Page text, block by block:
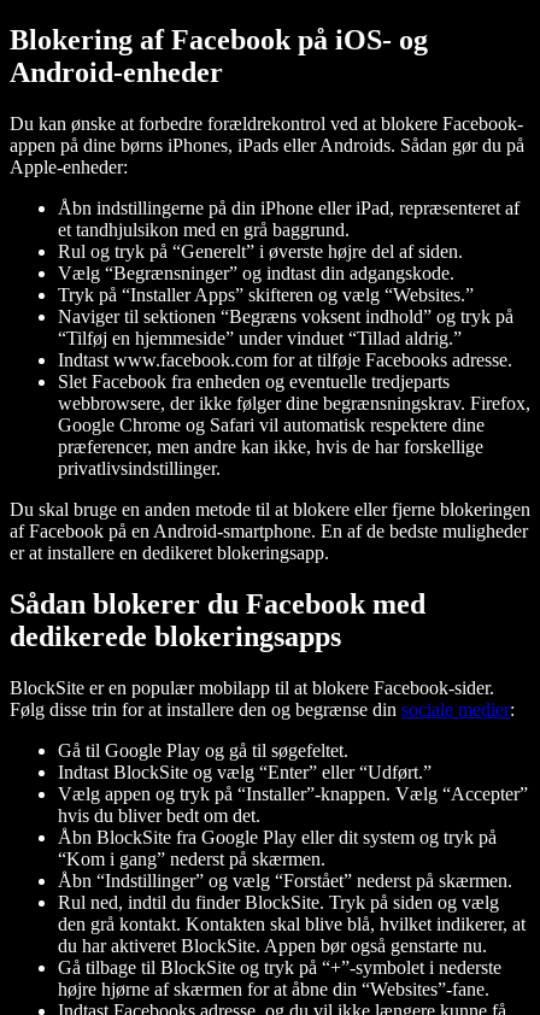
Blokering af Facebook på iOS- og
Android-enheder
Du kan ønske at forbedre forældrekontrol ved at blokere Facebook-
appen på dine børns iPhones, iPads eller Androids. Sådan gør du på
Apple-enheder:
Åbn indstillingerne på din iPhone eller iPad, repræsenteret af
et tandhjulsikon med en grå baggrund.
Rul og tryk på “Generelt” i øverste højre del af siden.
Vælg “Begrænsninger” og indtast din adgangskode.
Tryk på “Installer Apps” skifteren og vælg “Websites.”
Naviger til sektionen “Begræns voksent indhold” og tryk på
“Tilføj en hjemmeside” under vinduet “Tillad aldrig.”
Indtast www.facebook.com for at tilføje Facebooks adresse.
Slet Facebook fra enheden og eventuelle tredjeparts
webbrowsere, der ikke følger dine begrænsningskrav. Firefox,
Google Chrome og Safari vil automatisk respektere dine
præferencer, men andre kan ikke, hvis de har forskellige
privatlivsindstillinger.
Du skal bruge en anden metode til at blokere eller fjerne blokeringen
af Facebook på en Android-smartphone. En af de bedste muligheder
er at installere en dedikeret blokeringsapp.
Sådan blokerer du Facebook med
dedikerede blokeringsapps
BlockSite er en populær mobilapp til at blokere Facebook-sider.
Følg disse trin for at installere den og begrænse din sociale medier:
Gå til Google Play og gå til søgefeltet.
Indtast BlockSite og vælg “Enter” eller “Udført.”
Vælg appen og tryk på “Installer”-knappen. Vælg “Accepter”
hvis du bliver bedt om det.
Åbn BlockSite fra Google Play eller dit system og tryk på
“Kom i gang” nederst på skærmen.
Åbn “Indstillinger” og vælg “Forstået” nederst på skærmen.
Rul ned, indtil du finder BlockSite. Tryk på siden og vælg
den grå kontakt. Kontakten skal blive blå, hvilket indikerer, at
du har aktiveret BlockSite. Appen bør også genstarte nu.
Gå tilbage til BlockSite og tryk på “+”-symbolet i nederste
højre hjørne af skærmen for at åbne din “Websites”-fane.
Indtast Facebooks adresse, og du vil ikke længere kunne få